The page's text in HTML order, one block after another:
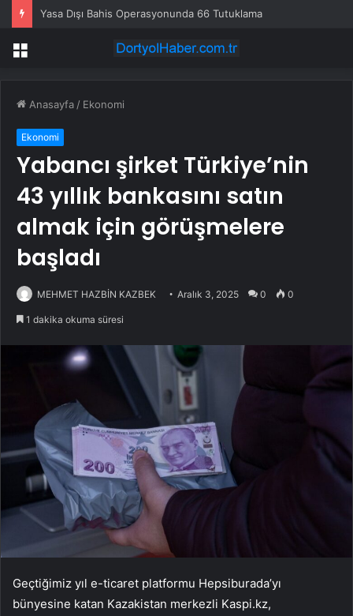
Yasa Dışı Bahis Operasyonunda 66 Tutuklama
Menü
Anasayfa / Ekonomi
Ekonomi
Yabancı şirket Türkiye’nin
43 yıllık bankasını satın
almak için görüşmelere
başladı
MEHMET HAZBİN KAZBEK Aralık 3, 2025 0 0
1 dakika okuma süresi
Geçtiğimiz yıl e-ticaret platformu Hepsiburada’yı
bünyesine katan Kazakistan merkezli Kaspi.kz,